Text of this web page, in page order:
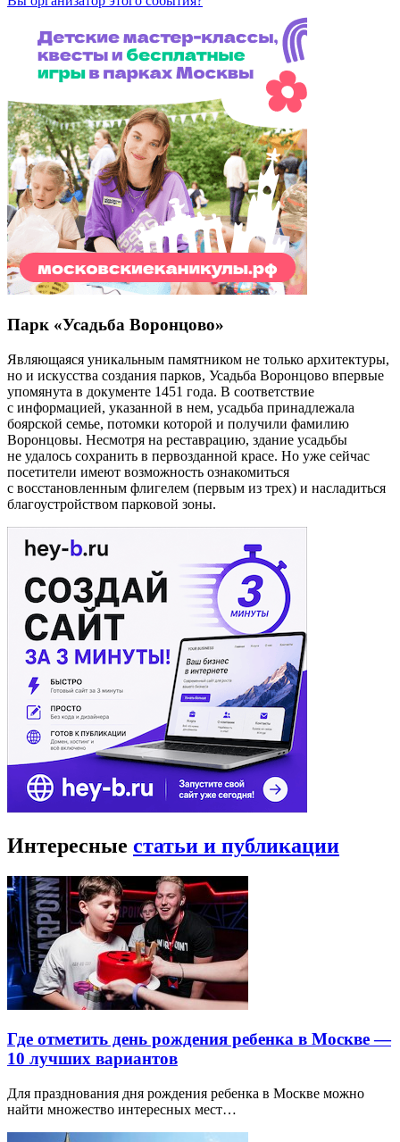
Парк «Усадьба Воронцово»
Являющаяся уникальным памятником не только архитектуры,
но и искусства создания парков, Усадьба Воронцово впервые
упомянута в документе 1451 года. В соответствие
с информацией, указанной в нем, усадьба принадлежала
боярской семье, потомки которой и получили фамилию
Воронцовы. Несмотря на реставрацию, здание усадьбы
не удалось сохранить в первозданной красе. Но уже сейчас
посетители имеют возможность ознакомиться
с восстановленным флигелем (первым из трех) и насладиться
благоустройством парковой зоны.
Интересные статьи и публикации
Где отметить день рождения ребенка в Москве —
10 лучших вариантов
Для празднования дня рождения ребенка в Москве можно
найти множество интересных мест…